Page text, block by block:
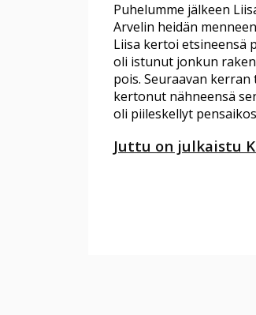
Puhelumme jälkeen
Arvelin heidän
Liisa kertoi etsineensä
oli istunut jonkun
pois. Seuraavan
kertonut nähneensä
oli piileskellyt
Juttu on julkaistu